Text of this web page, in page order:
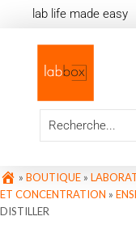
lab life made easy
» BOUTIQUE »
ET CONCENTRATION »
DISTILLER